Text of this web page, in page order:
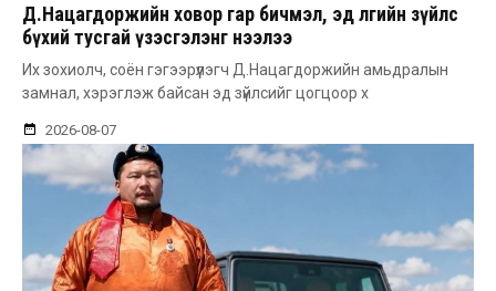
Д.Нацагдоржийн ховор гар бичмэл, эд өлгийн зүйлс
бүхий тусгай үзэсгэлэнг нээлээ
Их зохиолч, соён гэгээрүүлэгч Д.Нацагдоржийн амьдралын
замнал, хэрэглэж байсан эд зүйлсийг цогцоор х
2026-08-07